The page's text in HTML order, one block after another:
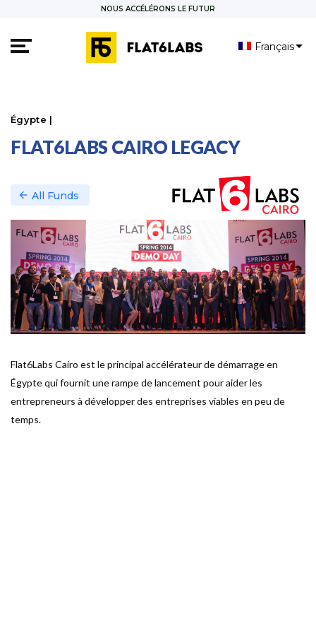
NOUS ACCÉLÉRONS LE FUTUR
Français
Égypte |
FLAT6LABS CAIRO LEGACY
arrow_back All Funds
Flat6Labs Cairo est le principal accélérateur de démarrage en
Égypte qui fournit une rampe de lancement pour aider les
entrepreneurs à développer des entreprises viables en peu de
temps.